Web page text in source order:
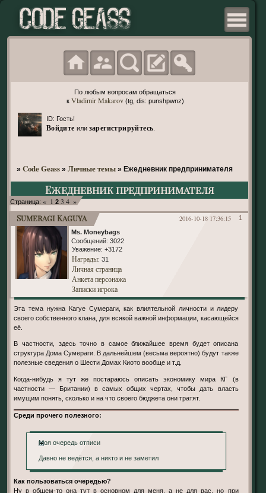
По любым вопросам обращаться
к Vladimir Makarov(tg, dis: punshpwnz)
ID: Гость!
Войдите или зарегистрируйтесь
» Code Geass » Личные темы » Ежедневник предпринимателя
Ежедневник предпринимателя
Страница: « 1 2 3 4 »
1
2016-10-18 17:36:15
Sumeragi Kaguya
Ms. Moneybags
Сообщений: 3022
Уважение: +3172
Награды: 31
Личная страница
Анкета персонажа
Записки игрока
Эта тема нужна Кагуе Сумераги, как влиятельной личности и лидеру
своего собственного клана, для всякой важной информации, касающейся
её.
В частности, здесь точно в самое ближайшее время будет описана
структура Дома Сумераги. В дальнейшем (весьма вероятно) будут также
полезные сведения о Шести Домах Киото вообще и т.д.
Когда-нибудь я тут же постараюсь описать экономику мира КГ (в
частности — Британии) в самых общих чертах, чтобы дать власть
имущим понять, сколько и на что своего бюджета они тратят.
Среди прочего полезного:
Моя очередь отписи
Давно не ведётся, а никто и не заметил
Как пользоваться очередью?
Ну в общем-то она тут в основном для меня, а не для вас, но при